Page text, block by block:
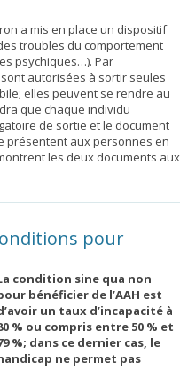
a mis en place un dispositif
troubles du comportement
psychiques…). Par
autorisées à sortir seules
elles peuvent se rendre au
que chaque individu
de sortie et le document
présentent aux personnes en
les deux documents aux
pour
condition sine qua non
bénéficier de l’AAH est
un taux d’incapacité à
% ou compris entre 50 % et
%; dans ce dernier cas, le
ne permet pas